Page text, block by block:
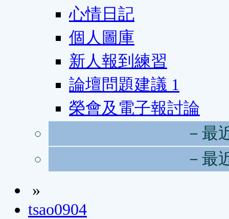
心情日記
個人圖庫
新人報到練習
論壇問題建議 1
榮會及電子報討論
－最
－最
»
tsao0904